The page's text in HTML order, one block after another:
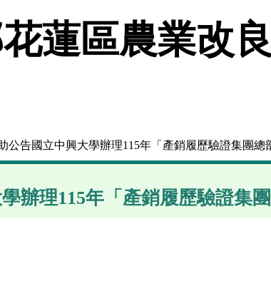
蓮區農業改
公告國立中興大學辦理115年「產銷履歷驗證集團總
辦理115年「產銷履歷驗證集